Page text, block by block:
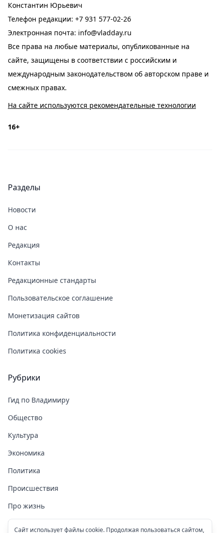
Константин Юрьевич
Телефон редакции: +7 931 577-02-26
Электронная почта: info@vladday.ru
Все права на любые материалы, опубликованные на
сайте, защищены в соответствии с российским и
международным законодательством об авторском праве и
смежных правах.
На сайте используются рекомендательные технологии
16+
Разделы
Новости
О нас
Редакция
Контакты
Редакционные стандарты
Пользовательское соглашение
Монетизация сайтов
Политика конфиденциальности
Политика cookies
Рубрики
Гид по Владимиру
Общество
Культура
Экономика
Политика
Происшествия
Про жизнь
Здоровье
Сайт использует файлы cookie. Продолжая пользоваться сайтом,